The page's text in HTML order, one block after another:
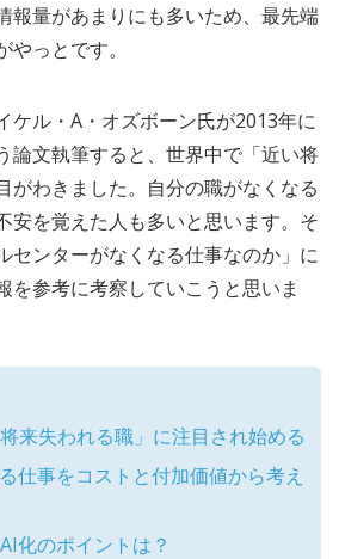
報量があまりにも多いため、最先端
っとです。
ケル・A・オズボーン氏が2013年に
論文執筆すると、世界中で「近い将
がわきました。自分の職がなくなる
安を覚えた人も多いと思います。そ
センターがなくなる仕事なのか」に
を参考に考察していこうと思いま
来失われる職」に注目され始める
仕事をコストと付加価値から考え
化のポイントは？